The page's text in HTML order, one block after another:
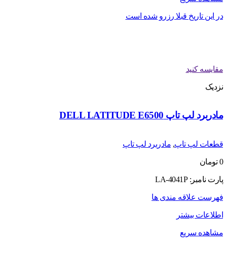
در این تاریخ قبلا رزرو شده است
مقایسه کنید
نزدیک
مادربرد لپ تاپ DELL LATITUDE E6500
قطعات لپ تاپ, مادربرد لپ تاپ
0 تومان
پارت نامبر: LA-4041P
فهرست علاقه مندی ها
اطلاعات بیشتر
مشاهده سریع